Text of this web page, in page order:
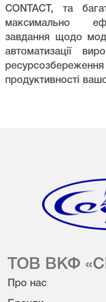
CONTACT, та
максимально
завдання щодо
автоматизації
продуктивності
ТОВ ВКФ
Про нас